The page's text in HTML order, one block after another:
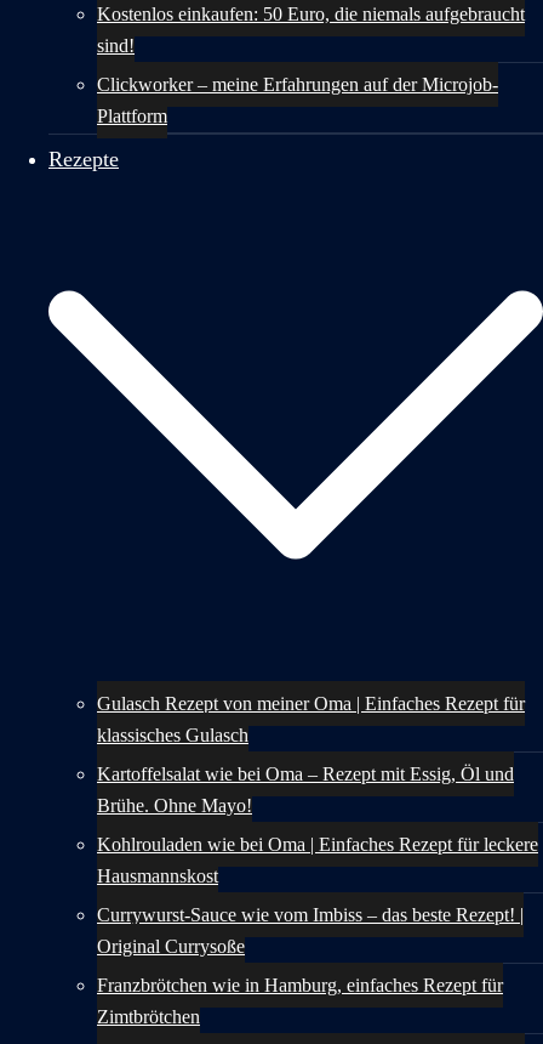
Kostenlos einkaufen: 50 Euro, die niemals aufgebraucht
sind!
Clickworker – meine Erfahrungen auf der Microjob-
Plattform
Rezepte
Gulasch Rezept von meiner Oma | Einfaches Rezept für
klassisches Gulasch
Kartoffelsalat wie bei Oma – Rezept mit Essig, Öl und
Brühe. Ohne Mayo!
Kohlrouladen wie bei Oma | Einfaches Rezept für leckere
Hausmannskost
Currywurst-Sauce wie vom Imbiss – das beste Rezept! |
Original Currysoße
Franzbrötchen wie in Hamburg, einfaches Rezept für
Zimtbrötchen